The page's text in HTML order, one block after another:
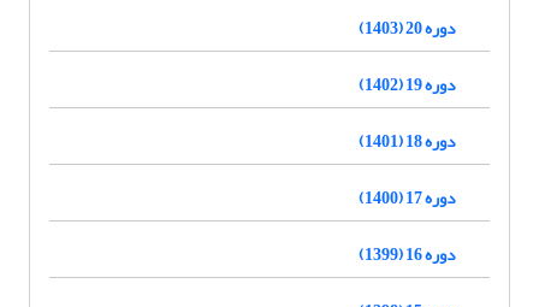
دوره 20 (1403)
دوره 19 (1402)
دوره 18 (1401)
دوره 17 (1400)
دوره 16 (1399)